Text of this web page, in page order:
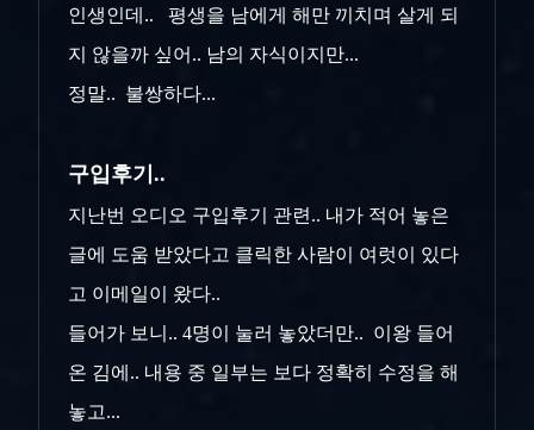
인생인데.. 평생을 남에게 해만 끼치며 살게 되
지 않을까 싶어.. 남의 자식이지만...
정말.. 불쌍하다...
구입후기..
지난번 오디오 구입후기 관련.. 내가 적어 놓은
글에 도움 받았다고 클릭한 사람이 여럿이 있다
고 이메일이 왔다..
들어가 보니.. 4명이 눌러 놓았더만.. 이왕 들어
온 김에.. 내용 중 일부는 보다 정확히 수정을 해
놓고...